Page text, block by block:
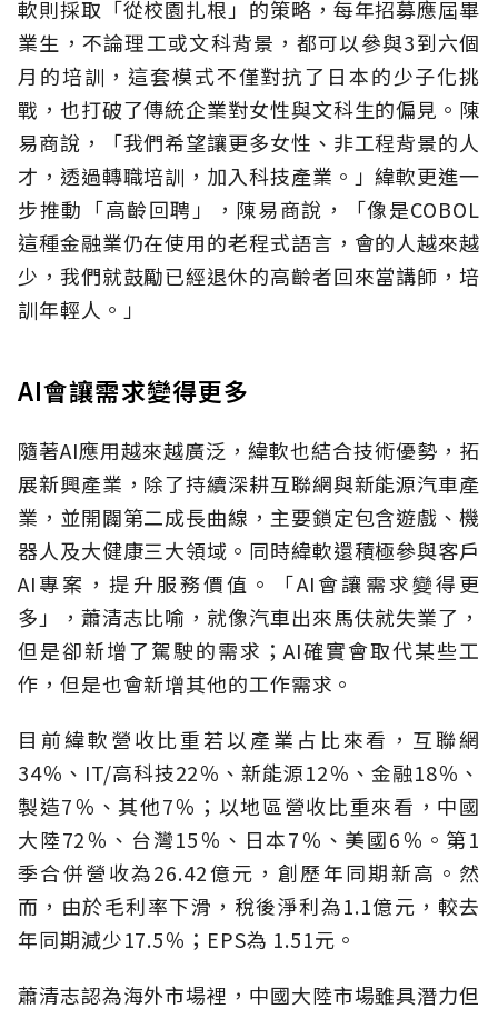
軟則採取「從校園扎根」的策略，每年招募應屆畢
業生，不論理工或文科背景，都可以參與3到六個
月的培訓，這套模式不僅對抗了日本的少子化挑
戰，也打破了傳統企業對女性與文科生的偏見。陳
易商說，「我們希望讓更多女性、非工程背景的人
才，透過轉職培訓，加入科技產業。」緯軟更進一
步推動「高齡回聘」，陳易商說，「像是COBOL
這種金融業仍在使用的老程式語言，會的人越來越
少，我們就鼓勵已經退休的高齡者回來當講師，培
訓年輕人。」
AI會讓需求變得更多
隨著AI應用越來越廣泛，緯軟也結合技術優勢，拓
展新興產業，除了持續深耕互聯網與新能源汽車產
業，並開闢第二成長曲線，主要鎖定包含遊戲、機
器人及大健康三大領域。同時緯軟還積極參與客戶
AI專案，提升服務價值。「AI會讓需求變得更
多」，蕭清志比喻，就像汽車出來馬伕就失業了，
但是卻新增了駕駛的需求；AI確實會取代某些工
作，但是也會新增其他的工作需求。
目前緯軟營收比重若以產業占比來看，互聯網
34％、IT/高科技22％、新能源12％、金融18％、
製造7％、其他7％；以地區營收比重來看，中國
大陸72％、台灣15％、日本7％、美國6％。第1
季合併營收為26.42億元，創歷年同期新高。然
而，由於毛利率下滑，稅後淨利為1.1億元，較去
年同期減少17.5％；EPS為 1.51元。
蕭清志認為海外市場裡，中國大陸市場雖具潛力但